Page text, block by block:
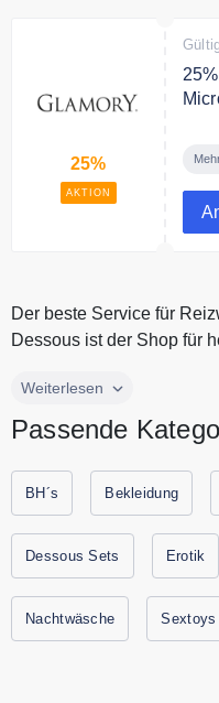
25%
AKTION
Der beste Service für
Dessous ist der Shop für
Der beste Service für
Weiterlesen
Passende
BH´s Bekleidung
Dessous Sets Erotik
Nachtwäsche Sextoys